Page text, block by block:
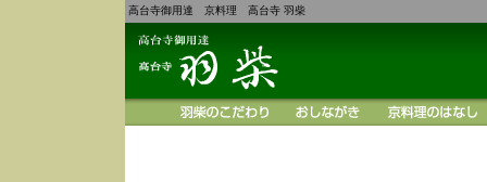
高台寺御用達 京料理 高台寺 羽柴